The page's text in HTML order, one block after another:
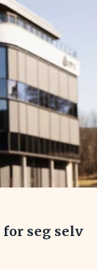
for seg selv